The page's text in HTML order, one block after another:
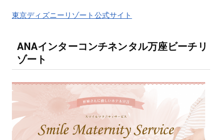
東京ディズニーリゾート公式サイト
ANAインターコンチネンタル万座ビーチリ
ゾート